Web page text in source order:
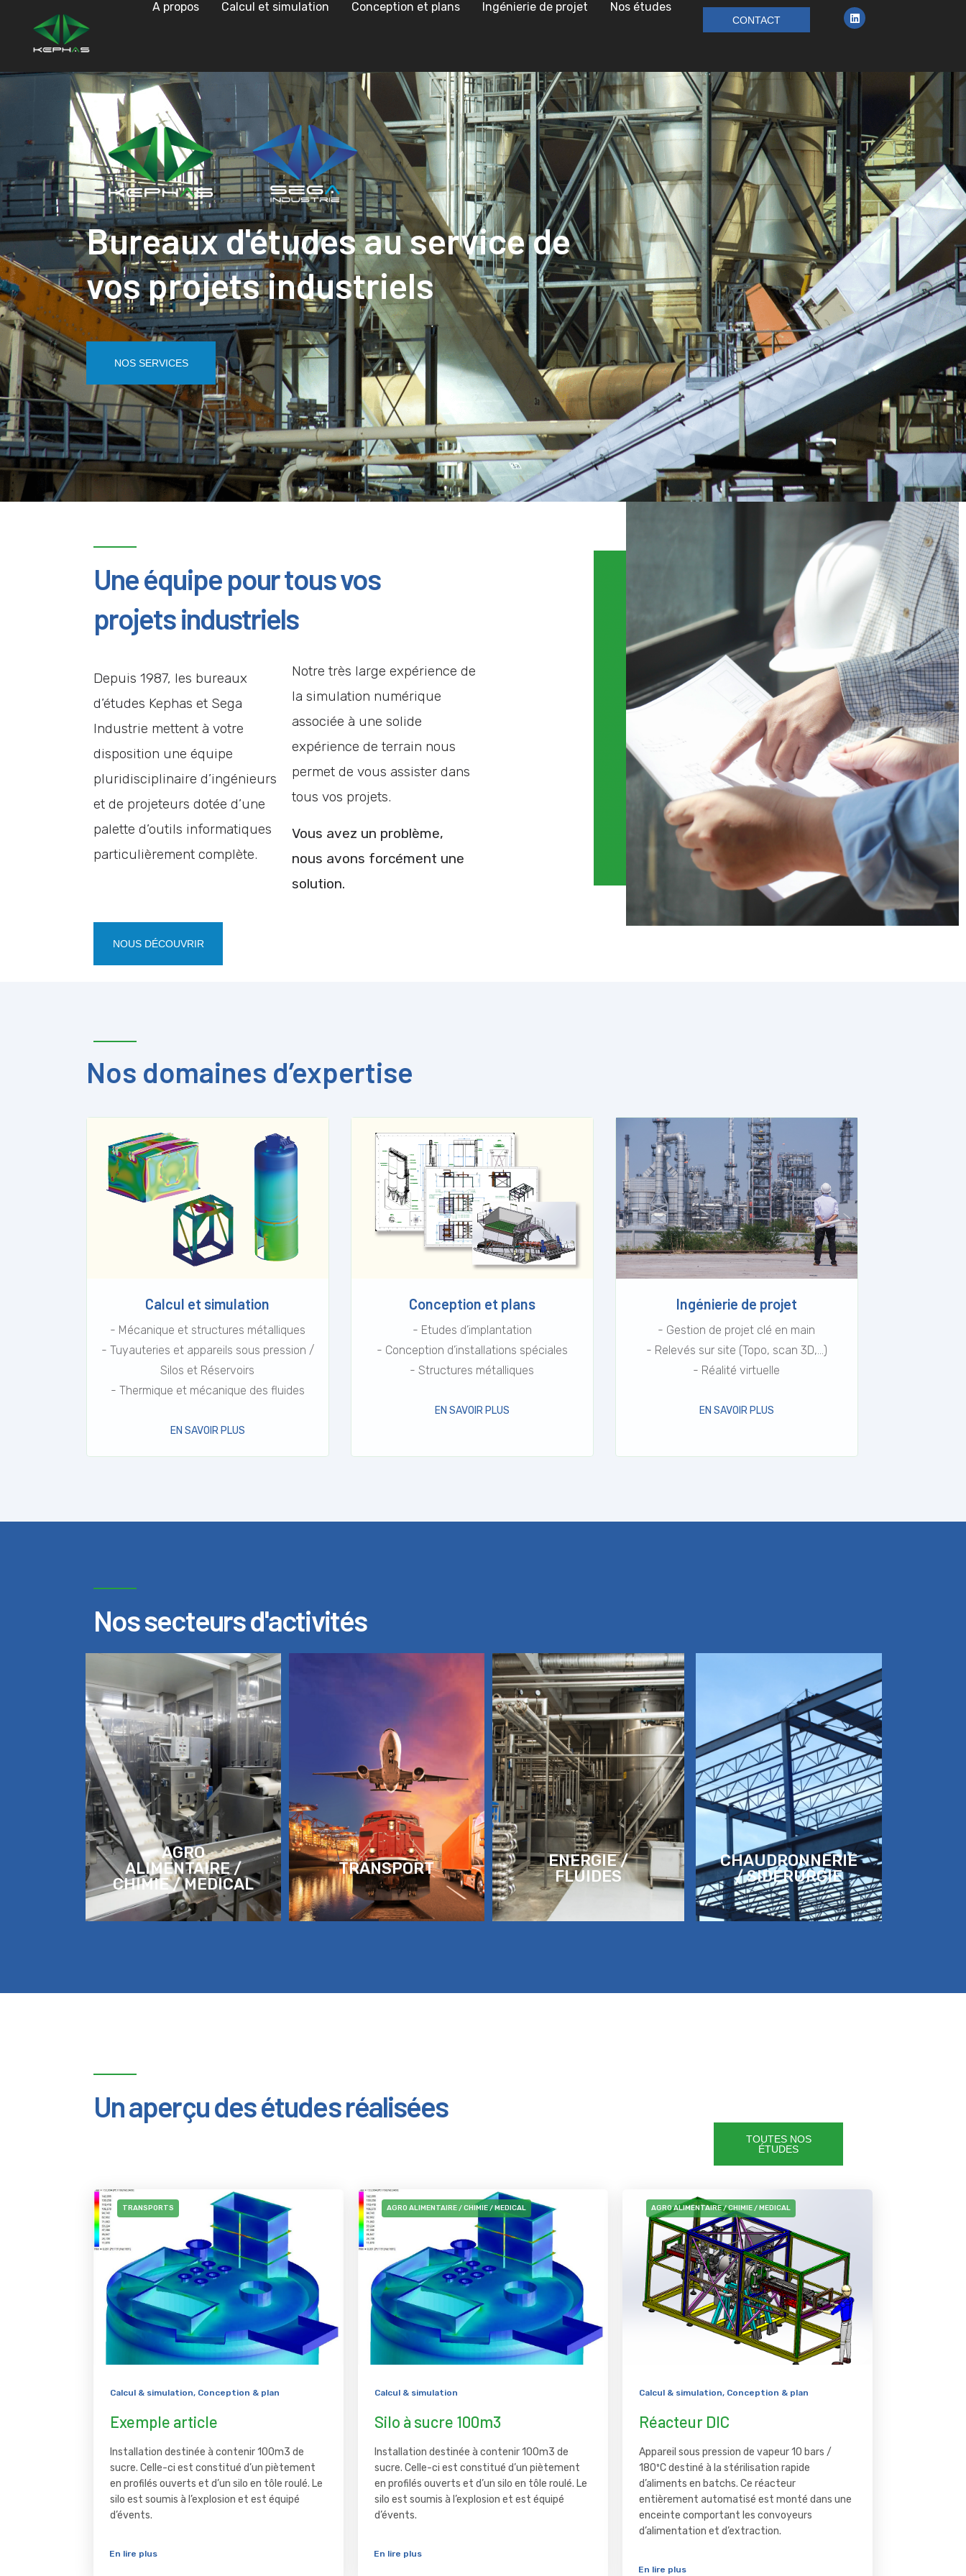
A propos Calcul et simulation Conception et plans Ingénierie de projet Nos études
CONTACT
Bureaux d'études au service de
vos projets industriels
NOS SERVICES
Une équipe pour tous vos
projets industriels
Depuis 1987, les bureaux
d’études Kephas et Sega
Industrie mettent à votre
disposition une équipe
pluridisciplinaire d’ingénieurs
et de projeteurs dotée d’une
palette d’outils informatiques
particulièrement complète.
Notre très large expérience de
la simulation numérique
associée à une solide
expérience de terrain nous
permet de vous assister dans
tous vos projets.
Vous avez un problème,
nous avons forcément une
solution.
NOUS DÉCOUVRIR
SINCE 2012
Nos domaines d’expertise
Calcul et simulation
- Mécanique et structures métalliques
- Tuyauteries et appareils sous pression /
Silos et Réservoirs
- Thermique et mécanique des fluides
EN SAVOIR PLUS
Conception et plans
- Etudes d’implantation
- Conception d’installations spéciales
- Structures métalliques
EN SAVOIR PLUS
Ingénierie de projet
- Gestion de projet clé en main
- Relevés sur site (Topo, scan 3D,…)
- Réalité virtuelle
EN SAVOIR PLUS
Nos secteurs d'activités
AGRO
ALIMENTAIRE /
CHIMIE / MEDICAL
TRANSPORT
ENERGIE /
FLUIDES
CHAUDRONNERIE
/ SIDERURGIE
Un aperçu des études réalisées
TOUTES NOS
ÉTUDES
TRANSPORTS
Calcul & simulation, Conception & plan
Exemple article
Installation destinée à contenir 100m3 de
sucre. Celle-ci est constitué d’un piètement
en profilés ouverts et d’un silo en tôle roulé. Le
silo est soumis à l’explosion et est équipé
d’évents.
En lire plus
AGRO ALIMENTAIRE / CHIMIE / MEDICAL
Calcul & simulation
Silo à sucre 100m3
Installation destinée à contenir 100m3 de
sucre. Celle-ci est constitué d’un piètement
en profilés ouverts et d’un silo en tôle roulé. Le
silo est soumis à l’explosion et est équipé
d’évents.
En lire plus
AGRO ALIMENTAIRE / CHIMIE / MEDICAL
Calcul & simulation, Conception & plan
Réacteur DIC
Appareil sous pression de vapeur 10 bars /
180ºC destiné à la stérilisation rapide
d’aliments en batchs. Ce réacteur
entièrement automatisé est monté dans une
enceinte comportant les convoyeurs
d’alimentation et d’extraction.
En lire plus